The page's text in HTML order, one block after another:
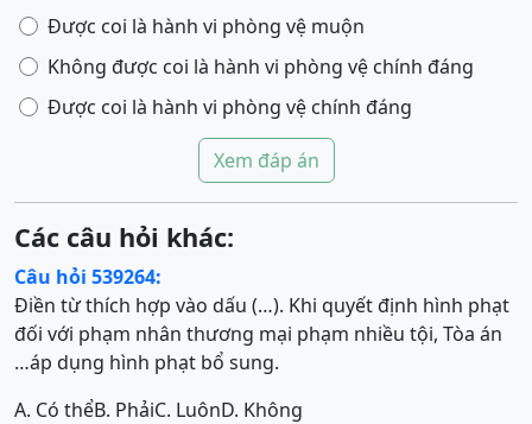
Được coi là hành vi phòng vệ muộn
Không được coi là hành vi phòng vệ chính đáng
Được coi là hành vi phòng vệ chính đáng
Xem đáp án
Các câu hỏi khác:
Câu hỏi 539264:
Điền từ thích hợp vào dấu (…). Khi quyết định hình phạt
đối với phạm nhân thương mại phạm nhiều tội, Tòa án
…áp dụng hình phạt bổ sung.
A. Có thểB. PhảiC. LuônD. Không